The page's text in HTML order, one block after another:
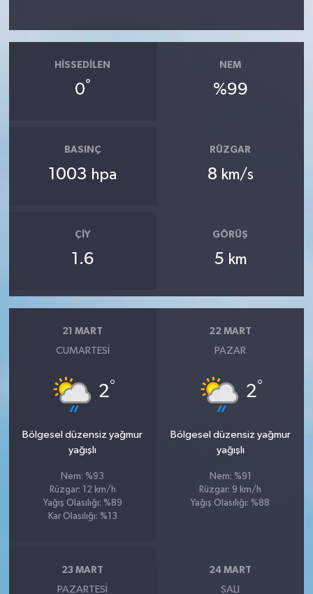
HISSEDILEN
0°
NEM
%99
BASINÇ
1003 hpa
RÜZGAR
8 km/s
ÇIY
1.6
GÖRÜŞ
5 km
21 MART
CUMARTESI
2°
Bölgesel düzensiz yağmur
yağışlı
Nem: %93
Rüzgar: 12 km/h
Yağış Olasılığı: %89
Kar Olasılığı: %13
22 MART
PAZAR
2°
Bölgesel düzensiz yağmur
yağışlı
Nem: %91
Rüzgar: 9 km/h
Yağış Olasılığı: %88
23 MART
PAZARTESI
24 MART
SALI